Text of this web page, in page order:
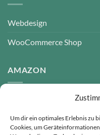
Um dir ein optimales Erlebnis zu
Cookies, um
Webdesign
WooCommerce Shop
AMAZON
HOSTING